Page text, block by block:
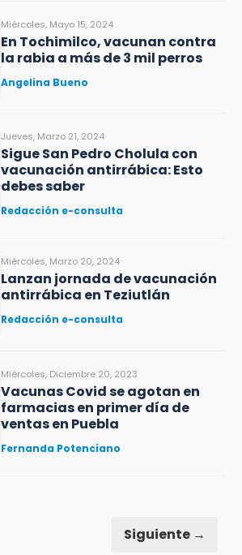
Miércoles, Mayo 15, 2024
En Tochimilco, vacunan contra
la rabia a más de 3 mil perros
Angelina Bueno
Jueves, Marzo 21, 2024
Sigue San Pedro Cholula con
vacunación antirrábica: Esto
debes saber
Redacción e-consulta
Miércoles, Marzo 20, 2024
Lanzan jornada de vacunación
antirrábica en Teziutlán
Redacción e-consulta
Miércoles, Diciembre 20, 2023
Vacunas Covid se agotan en
farmacias en primer día de
ventas en Puebla
Fernanda Potenciano
Siguiente →